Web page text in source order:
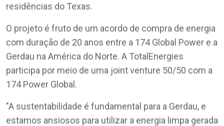
residências do Texas.
O projeto é fruto de um acordo de compra de energia
com duração de 20 anos entre a 174 Global Power e a
Gerdau na América do Norte. A TotalEnergies
participa por meio de uma joint venture 50/50 com a
174 Power Global.
"A sustentabilidade é fundamental para a Gerdau, e
estamos ansiosos para utilizar a energia limpa gerada